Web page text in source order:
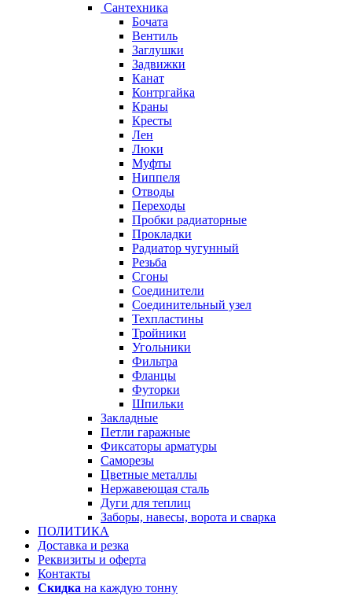
Сантехника
Бочата
Вентиль
Заглушки
Задвижки
Канат
Контргайка
Краны
Кресты
Лен
Люки
Муфты
Ниппеля
Отводы
Переходы
Пробки радиаторные
Прокладки
Радиатор чугунный
Резьба
Сгоны
Соединители
Соединительный узел
Техпластины
Тройники
Угольники
Фильтра
Фланцы
Футорки
Шпильки
Закладные
Петли гаражные
Фиксаторы арматуры
Саморезы
Цветные металлы
Нержавеющая сталь
Дуги для теплиц
Заборы, навесы, ворота и сварка
ПОЛИТИКА
Доставка и резка
Реквизиты и оферта
Контакты
Скидка на каждую тонну